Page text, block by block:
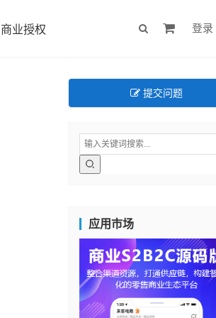
商业授权 登录
提交问题
应用市场